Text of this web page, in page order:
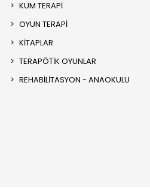
KUM TERAPİ
OYUN TERAPİ
KİTAPLAR
TERAPÖTİK OYUNLAR
REHABİLİTASYON - ANAOKULU